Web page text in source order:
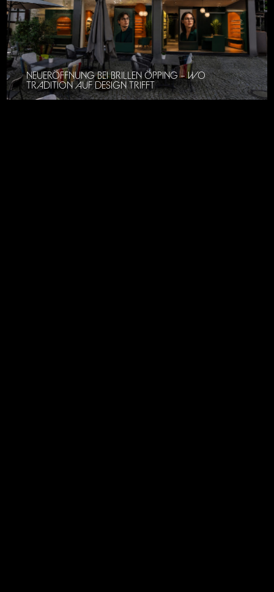
NEUERÖFFNUNG BEI BRILLEN ÖPPING – WO
TRADITION AUF DESIGN TRIFFT